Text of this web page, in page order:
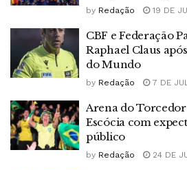
by Redação 19 DE
CBF e Federação
Raphael Claus
do Mundo
by Redação 7 DE
Arena do
Escócia com
público
by Redação 24 DE